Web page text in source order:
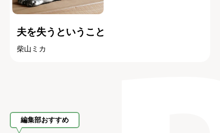
夫を失うということ
柴山ミカ
編集部おすすめ